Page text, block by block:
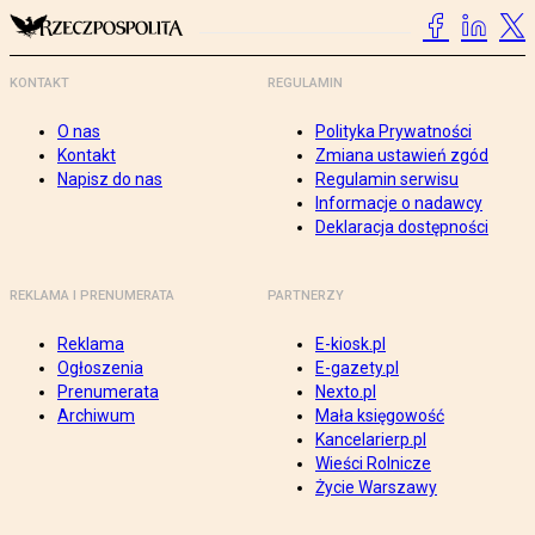
KONTAKT
O nas
Kontakt
Napisz do nas
REGULAMIN
Polityka Prywatności
Zmiana ustawień zgód
Regulamin serwisu
Informacje o nadawcy
Deklaracja dostępności
REKLAMA I PRENUMERATA
Reklama
Ogłoszenia
Prenumerata
Archiwum
PARTNERZY
E-kiosk.pl
E-gazety.pl
Nexto.pl
Mała księgowość
Kancelarierp.pl
Wieści Rolnicze
Życie Warszawy